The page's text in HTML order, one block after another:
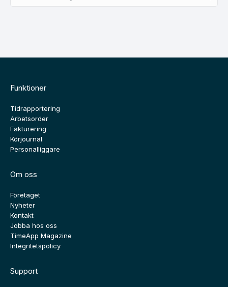
Funktioner
Tidrapportering
Arbetsorder
Fakturering
Körjournal
Personalliggare
Om oss
Företaget
Nyheter
Kontakt
Jobba hos oss
TimeApp Magazine
Integritetspolicy
Support